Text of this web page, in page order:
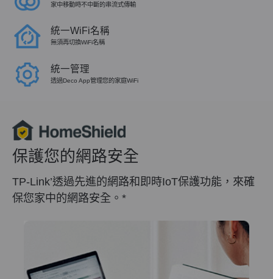
家中移動時不中斷的串流式傳輸
統一WiFi名稱
無須再切換WiFi名稱
統一管理
透過Deco App管理您的家庭WiFi
保護您的網路安全
TP-Link’透過先進的網路和即時IoT保護功能，來確
保您家中的網路安全。 *